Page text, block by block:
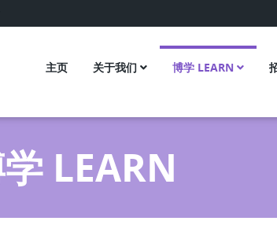
主页 关于我们 博学 LEARN
LEARN